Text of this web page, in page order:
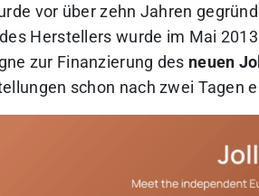
vor über zehn Jahren
Herstellers wurde im Mai
zur Finanzierung des neuen
schon nach zwei Tagen